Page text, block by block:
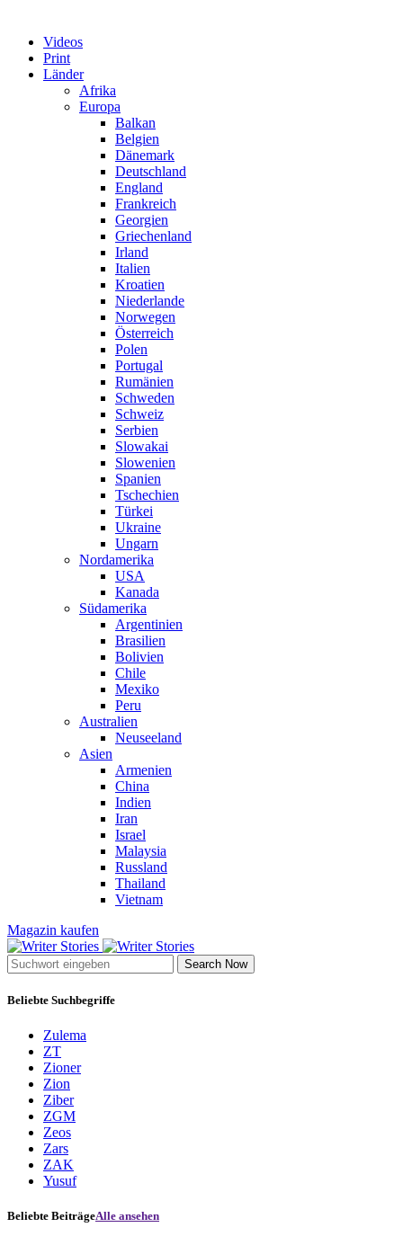
Videos
Print
Länder
Afrika
Europa
Balkan
Belgien
Dänemark
Deutschland
England
Frankreich
Georgien
Griechenland
Irland
Italien
Kroatien
Niederlande
Norwegen
Österreich
Polen
Portugal
Rumänien
Schweden
Schweiz
Serbien
Slowakai
Slowenien
Spanien
Tschechien
Türkei
Ukraine
Ungarn
Nordamerika
USA
Kanada
Südamerika
Argentinien
Brasilien
Bolivien
Chile
Mexiko
Peru
Australien
Neuseeland
Asien
Armenien
China
Indien
Iran
Israel
Malaysia
Russland
Thailand
Vietnam
Magazin kaufen
Search Now
Beliebte Suchbegriffe
Zulema
ZT
Zioner
Zion
Ziber
ZGM
Zeos
Zars
ZAK
Yusuf
Beliebte BeiträgeAlle ansehen